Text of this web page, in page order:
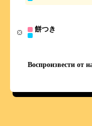
Воспроизвести от
餅つき